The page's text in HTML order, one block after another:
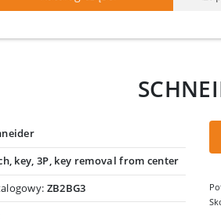
key, 3P, key removal from center
ZB2BG3